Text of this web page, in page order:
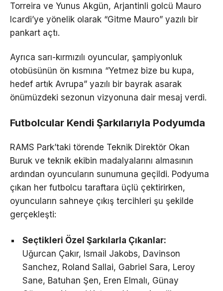
Torreira ve Yunus Akgün, Arjantinli golcü Mauro
Icardi’ye yönelik olarak “Gitme Mauro” yazılı bir
pankart açtı.
Ayrıca sarı-kırmızılı oyuncular, şampiyonluk
otobüsünün ön kısmına “Yetmez bize bu kupa,
hedef artık Avrupa” yazılı bir bayrak asarak
önümüzdeki sezonun vizyonuna dair mesaj verdi.
Futbolcular Kendi Şarkılarıyla Podyumda
RAMS Park’taki törende Teknik Direktör Okan
Buruk ve teknik ekibin madalyalarını almasının
ardından oyuncuların sunumuna geçildi. Podyuma
çıkan her futbolcu taraftara üçlü çektirirken,
oyuncuların sahneye çıkış tercihleri şu şekilde
gerçekleşti:
Seçtikleri Özel Şarkılarla Çıkanlar:
Uğurcan Çakır, Ismail Jakobs, Davinson
Sanchez, Roland Sallai, Gabriel Sara, Leroy
Sane, Batuhan Şen, Eren Elmalı, Günay